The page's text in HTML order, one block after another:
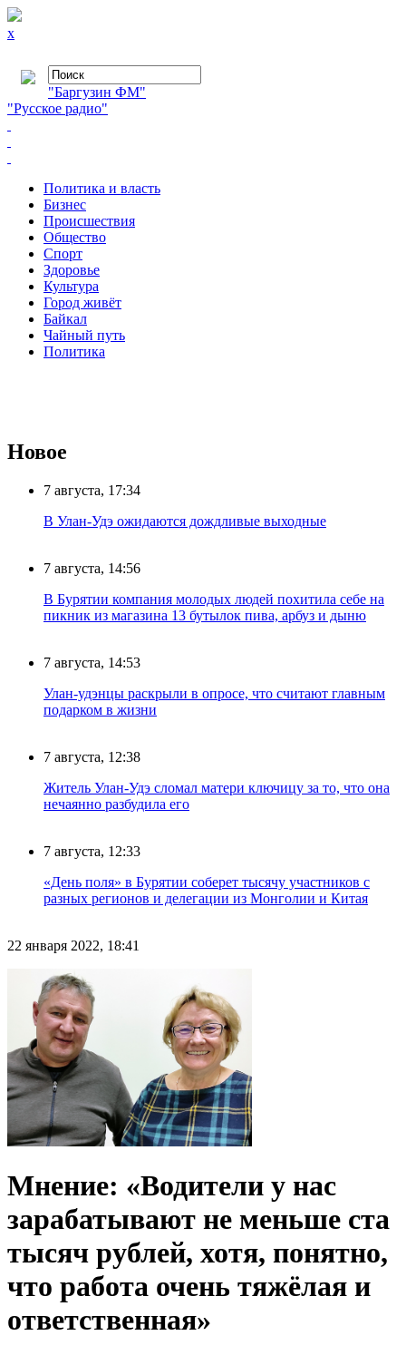
x
"Баргузин ФМ"
"Русское радио"
Политика и власть
Бизнес
Происшествия
Общество
Cпорт
Здоровье
Культура
Город живёт
Байкал
Чайный путь
Политика
Новое
7 августа, 17:34
В Улан-Удэ ожидаются дождливые выходные
7 августа, 14:56
В Бурятии компания молодых людей похитила себе на
пикник из магазина 13 бутылок пива, арбуз и дыню
7 августа, 14:53
Улан-удэнцы раскрыли в опросе, что считают главным
подарком в жизни
7 августа, 12:38
Житель Улан-Удэ сломал матери ключицу за то, что она
нечаянно разбудила его
7 августа, 12:33
«День поля» в Бурятии соберет тысячу участников с
разных регионов и делегации из Монголии и Китая
22 января 2022, 18:41
Мнение: «Водители у нас
зарабатывают не меньше ста
тысяч рублей, хотя, понятно,
что работа очень тяжёлая и
ответственная»